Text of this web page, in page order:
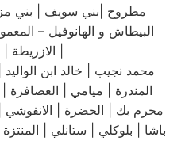
مطروح |بني سويف | بني
البيطاش و الهانوفيل –
محمد نجيب | خالد ابن
المندرة | ميامي | العصافرة
محرم بك | الحضرة | الانفوشي
باشا | بلوكلي | ستانلي |